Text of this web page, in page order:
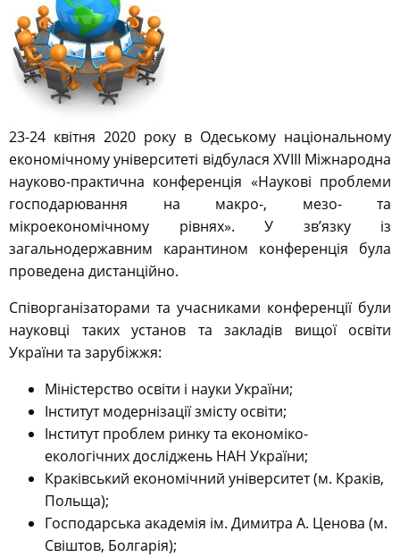
23-24 квітня 2020 року в Одеському національному
економічному університеті відбулася XVІІІ Міжнародна
науково-практична конференція «Наукові проблеми
господарювання на макро-, мезо- та
мікроекономічному рівнях». У зв’язку із
загальнодержавним карантином конференція була
проведена дистанційно.
Співорганізаторами та учасниками конференції були
науковці таких установ та закладів вищої освіти
України та зарубіжжя:
Міністерство освіти і науки України;
Інститут модернізації змісту освіти;
Інститут проблем ринку та економіко-
екологічних досліджень НАН України;
Краківський економічний університет (м. Краків,
Польща);
Господарська академія ім. Димитра А. Ценова (м.
Свіштов, Болгарія);